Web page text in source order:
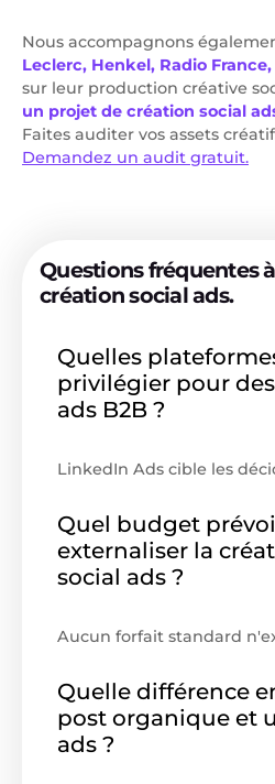
Nous accompagnons
Leclerc, Henkel, Radio
sur leur production créative
un projet de création social
Faites auditer vos assets
Demandez un audit gratuit.
Questions fréquentes
création social ads.
Quelles
privilégier pour
ads B2B ?
LinkedIn Ads cible les
retargeting, YouTube sur
longs. Le choix dépend du
acceptable et de la
Quel budget
externaliser la
social ads ?
Aucun forfait standard
plateformes ciblées et de
d'itération. Le volume est
selon la stratégie de
Quelle différence
post organique et
ads ?